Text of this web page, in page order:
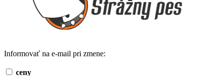
Informovať na e-mail pri zmene:
ceny